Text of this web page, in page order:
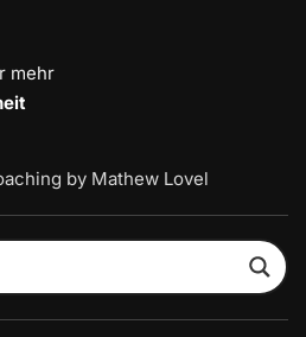
mehr
by Mathew Lovel